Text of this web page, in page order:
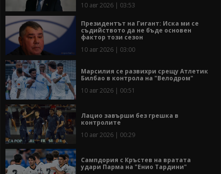
10 авг 2026 | 03:53
Президентът на Гигант: Иска ми се
съдийството да не бъде основен
фактор този сезон
10 авг 2026 | 03:00
Марсилия се развихри срещу Атлетик
Билбао в контрола на "Велодром"
10 авг 2026 | 00:51
Лацио завърши без грешка в
контролите
10 авг 2026 | 00:29
Сампдория с Кръстев на вратата
удари Парма на "Енио Тардини"